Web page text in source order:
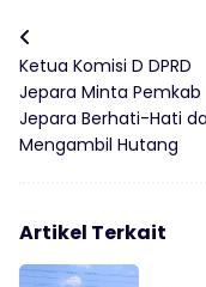
Ketua Komisi D DPRD
Jepara Minta Pemkab
Jepara Berhati-Hati
Mengambil Hutang
Artikel Terkait